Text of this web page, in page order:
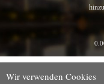
Wir verwenden Cookies